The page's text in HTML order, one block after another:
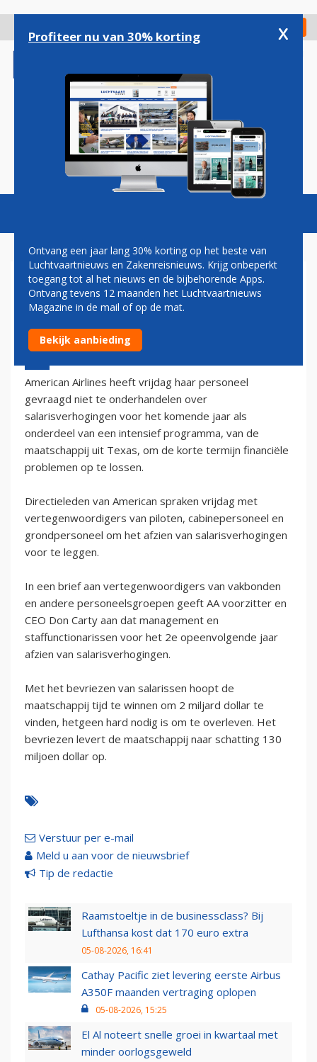
gaan
Check in
Magazine Podcasts Vacatures
AMERICAN BEVRIEST
SALARISSEN MANAGEMENT
7 december 2002 - 1:00
American Airlines heeft vrijdag haar personeel
gevraagd niet te onderhandelen over
salarisverhogingen voor het komende jaar als
onderdeel van een intensief programma, van de
maatschappij uit Texas, om de korte termijn financiële
problemen op te lossen.
Directieleden van American spraken vrijdag met
vertegenwoordigers van piloten, cabinepersoneel en
grondpersoneel om het afzien van salarisverhogingen
voor te leggen.
In een brief aan vertegenwoordigers van vakbonden
en andere personeelsgroepen geeft AA voorzitter en
CEO Don Carty aan dat management en
staffunctionarissen voor het 2e opeenvolgende jaar
afzien van salarisverhogingen.
Met het bevriezen van salarissen hoopt de
maatschappij tijd te winnen om 2 miljard dollar te
vinden, hetgeen hard nodig is om te overleven. Het
bevriezen levert de maatschappij naar schatting 130
miljoen dollar op.
Verstuur per e-mail
Meld u aan voor de nieuwsbrief
Tip de redactie
Raamstoeltje in de businessclass? Bij
Lufthansa kost dat 170 euro extra
05-08-2026, 16:41
Cathay Pacific ziet levering eerste Airbus
A350F maanden vertraging oplopen
05-08-2026, 15:25
El Al noteert snelle groei in kwartaal met
minder oorlogsgeweld
Profiteer nu van 30% korting x
Ontvang een jaar lang 30% korting op het beste van
Luchtvaartnieuws en Zakenreisnieuws. Krijg onbeperkt
toegang tot al het nieuws en de bijbehorende Apps.
Ontvang tevens 12 maanden het Luchtvaartnieuws
Magazine in de mail of op de mat.
Bekijk aanbieding